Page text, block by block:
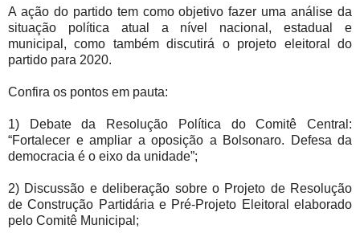
A ação do partido tem como objetivo fazer uma análise da
situação política atual a nível nacional, estadual e
municipal, como também discutirá o projeto eleitoral do
partido para 2020.
Confira os pontos em pauta:
1) Debate da Resolução Política do Comitê Central:
“Fortalecer e ampliar a oposição a Bolsonaro. Defesa da
democracia é o eixo da unidade”;
2) Discussão e deliberação sobre o Projeto de Resolução
de Construção Partidária e Pré-Projeto Eleitoral elaborado
pelo Comitê Municipal;